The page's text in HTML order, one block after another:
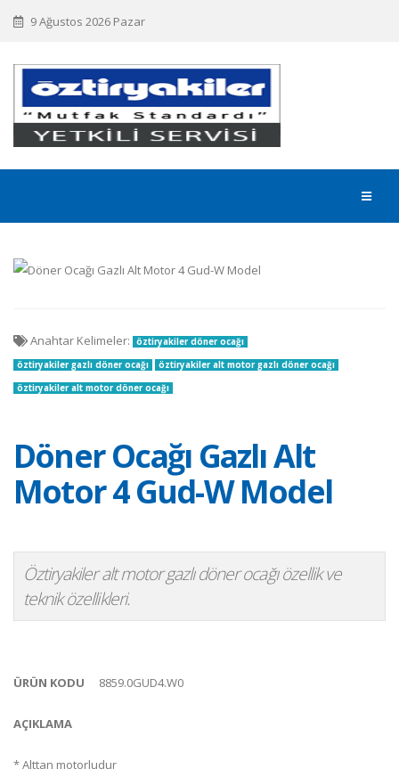
9 Ağustos 2026 Pazar
Döner Ocağı Gazlı Alt
Motor 4 Gud-W Model
Öztiryakiler alt motor gazlı döner ocağı özellik ve
teknik özellikleri.
ÜRÜN KODU 8859.0GUD4.W0
AÇIKLAMA
* Alttan motorludur
Anahtar Kelimeler:
öztiryakiler döner ocağı
öztiryakiler gazlı döner ocağı
öztiryakiler alt motor gazlı döner ocağı
öztiryakiler alt motor döner ocağı